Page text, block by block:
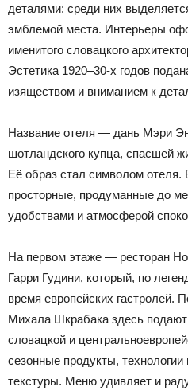
деталями: среди них
эмблемой места. Интерьеры
именитого словацкого
Эстетика 1920–30-х годов
изяществом и вниманием к
Название отеля — дань Мэри
шотландского купца, спасшей
Её образ стал символом отеля.
просторные, продуманные до
удобствами и атмосферой
На первом этаже — ресторан
Гарри Гудини, который, по
время европейских гастролей.
Михала Шкрабака здесь
словацкой и
сезонные продукты,
текстуры. Меню удивляет и